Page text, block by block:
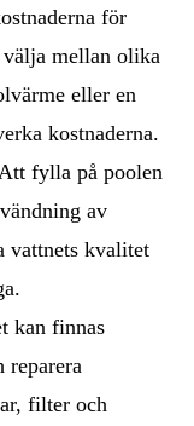
för
mellan olika
eller en
kostnaderna.
fylla på poolen
av
vattnets kvalitet
kan finnas
reparera
filter och